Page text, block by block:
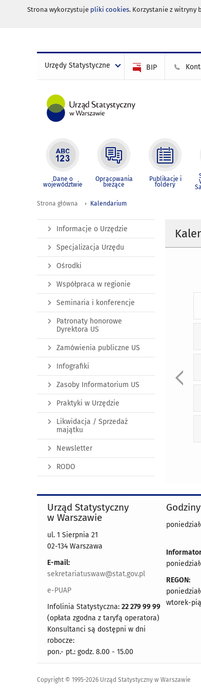
Strona wykorzystuje pliki cookies. Korzystanie z witryny
Urzędy Statystyczne BIP
Dane o
województwie
Opracowania
bieżące
Publikacje i
foldery
Strona główna Kalendarium
Informacje o Urzędzie
Specjalizacja Urzędu
Ośrodki
Współpraca w regionie
Seminaria i konferencje
Patronaty honorowe
Dyrektora US
Zamówienia publiczne US
Infografiki
Zasoby Informatorium US
Praktyki w Urzędzie
Likwidacja / Sprzedaż
majątku
Newsletter
RODO
Urząd Statystyczny
w Warszawie
ul. 1 Sierpnia 21
02-134 Warszawa
E-mail:
sekretariatuswaw@stat.gov.pl
e-PUAP
Infolinia Statystyczna: 22 279 99 99
(opłata zgodna z taryfą operatora)
Konsultanci są dostępni w dni
robocze:
pon.- pt.: godz. 8.00 - 15.00
REGON:
wtorek-
Copyright © 1995-2026 Urząd Statystyczny w Warszawie